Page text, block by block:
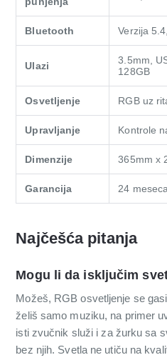
Bluetooth Verzija
Ulazi
3.5mm,
128GB
Osvetljenje RGB uz
Upravljanje Kontrole
Dimenzije 365mm x
Garancija 24
Najčešća pitanja
Mogu li da isključim
Možeš, RGB osvetljenje se
želiš samo muziku, na primer
isti zvučnik služi i za žurku sa
bez njih. Svetla ne utiču na